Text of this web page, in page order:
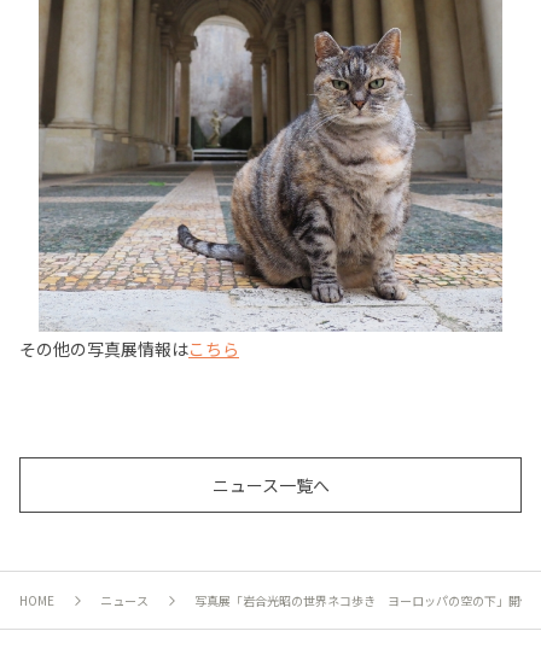
その他の写真展情報はこちら
ニュース一覧へ
HOME ニュース 写真展「岩合光昭の世界ネコ歩き ヨーロッパの空の下」開催